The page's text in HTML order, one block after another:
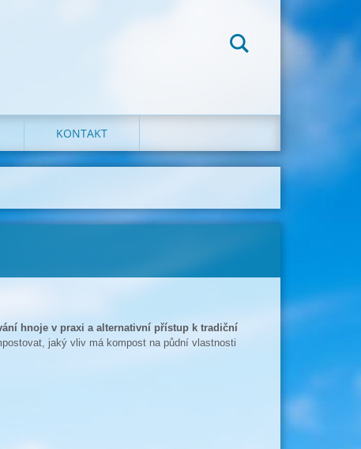
KONTAKT
hnoje v praxi a alternativní přístup k tradiční
jaký vliv má kompost na půdní vlastnosti